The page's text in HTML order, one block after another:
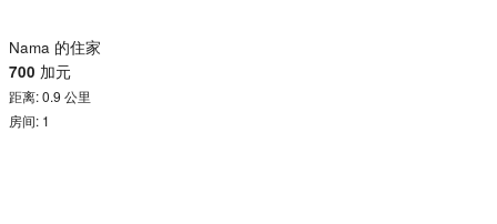
Nama 的住家
700 加元
距离: 0.9 公里
房间: 1